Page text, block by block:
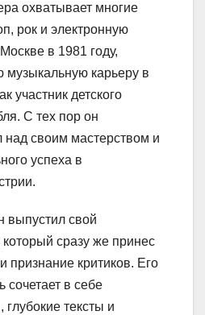
охватывает многие
рок и электронную
в 1981 году,
музыкальную карьеру в
участник детского
С тех пор он
над своим мастерством и
успеха в
выпустил свой
сразу же принес
признание критиков. Его
сочетает в себе
тексты и